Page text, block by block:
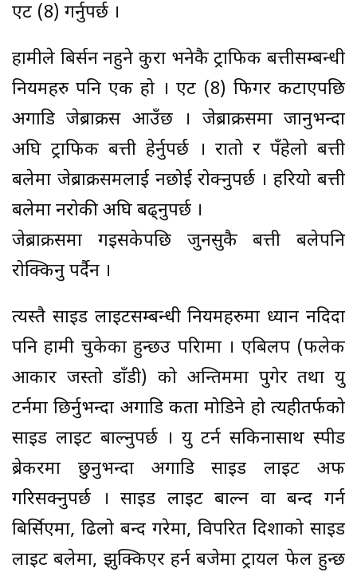
एट (8) गर्नुपर्छ ।
हामीले बिर्सन नहुने कुरा भनेकै ट्राफिक बत्तीसम्बन्धी
नियमहरु पनि एक हो । एट (8) फिगर कटाएपछि
अगाडि जेब्राक्रस आउँछ । जेब्राक्रसमा जानुभन्दा
अघि ट्राफिक बत्ती हेर्नुपर्छ । रातो र पँहेलो बत्ती
बलेमा जेब्राक्रसमलाई नछोई रोक्नुपर्छ । हरियो बत्ती
बलेमा नरोकी अघि बढ्नुपर्छ ।
जेब्राक्रसमा गइसकेपछि जुनसुकै बत्ती बलेपनि
रोक्किनु पर्दैन ।
त्यस्तै साइड लाइटसम्बन्धी नियमहरुमा ध्यान नदिदा
पनि हामी चुकेका हुन्छउ परिक्षामा । एबिलप (फलेक
आकार जस्तो डाँडी) को अन्तिममा पुगेर तथा यु
टर्नमा छिर्नुभन्दा अगाडि कता मोडिने हो त्यहीतर्फको
साइड लाइट बाल्नुपर्छ । यु टर्न सकिनासाथ स्पीड
ब्रेकरमा छुनुभन्दा अगाडि साइड लाइट अफ
गरिसक्नुपर्छ । साइड लाइट बाल्न वा बन्द गर्न
बिर्सिएमा, ढिलो बन्द गरेमा, विपरित दिशाको साइड
लाइट बलेमा, झुक्किएर हर्न बजेमा ट्रायल फेल हुन्छ